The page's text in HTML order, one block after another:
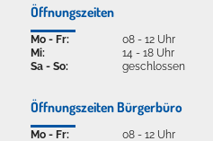
Öffnungszeiten
Mo - Fr:
Mi:
Sa - So:
08 - 12 Uhr
14 - 18 Uhr
geschlossen
Öffnungszeiten Bürgerbüro
Mo - Fr:
08 - 12 Uhr